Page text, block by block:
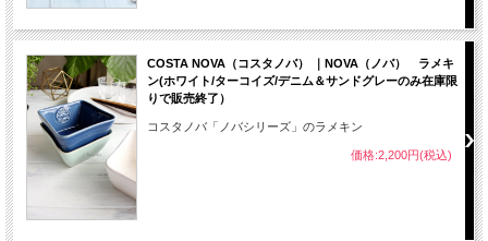
COSTA NOVA（コスタノバ） ｜NOVA（ノバ） ラメキ
ン(ホワイト/ターコイズ/デニム＆サンドグレーのみ在庫限
りで販売終了）
コスタノバ「ノバシリーズ」のラメキン
価格:2,200円(税込)